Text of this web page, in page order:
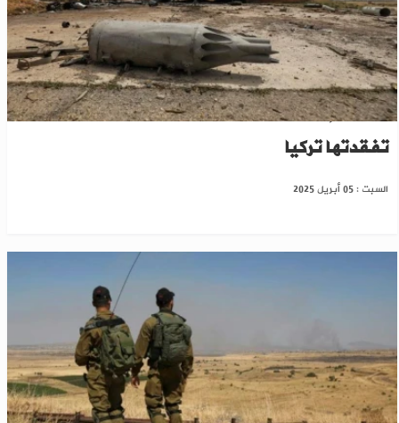
مصادر: إسرائيل قصفت قواعد جوية سورية
تفقدتها تركيا
السبت : 05 أبريل 2025